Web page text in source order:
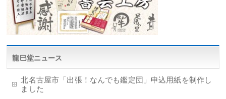
龍巳堂ニュース
北名古屋市「出張！なんでも鑑定団」申込用紙を制作し
ました